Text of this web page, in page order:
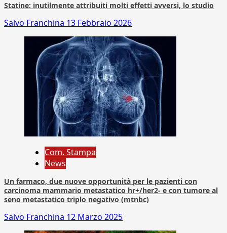
Statine: inutilmente attribuiti molti effetti avversi, lo studio
Salvo Franchina 13 Febbraio 2026
Com. Stampa
News
Un farmaco, due nuove opportunità per le pazienti con
carcinoma mammario metastatico hr+/her2- e con tumore al
seno metastatico triplo negativo (mtnbc)
Salvo Franchina 12 Marzo 2025